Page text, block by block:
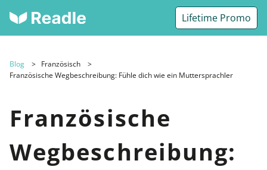
Lifetime Promo
Blog
Französisch
Französische Wegbeschreibung: Fühle dich wie ein Muttersprachler
Französische
Wegbeschreibung: